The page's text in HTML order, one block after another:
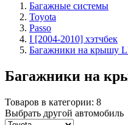
Багажные системы
Toyota
Passo
I [2004-2010] хэтчбек
Багажники на крышу
Багажники на
Товаров в категории: 8
Выбрать другой автомобиль